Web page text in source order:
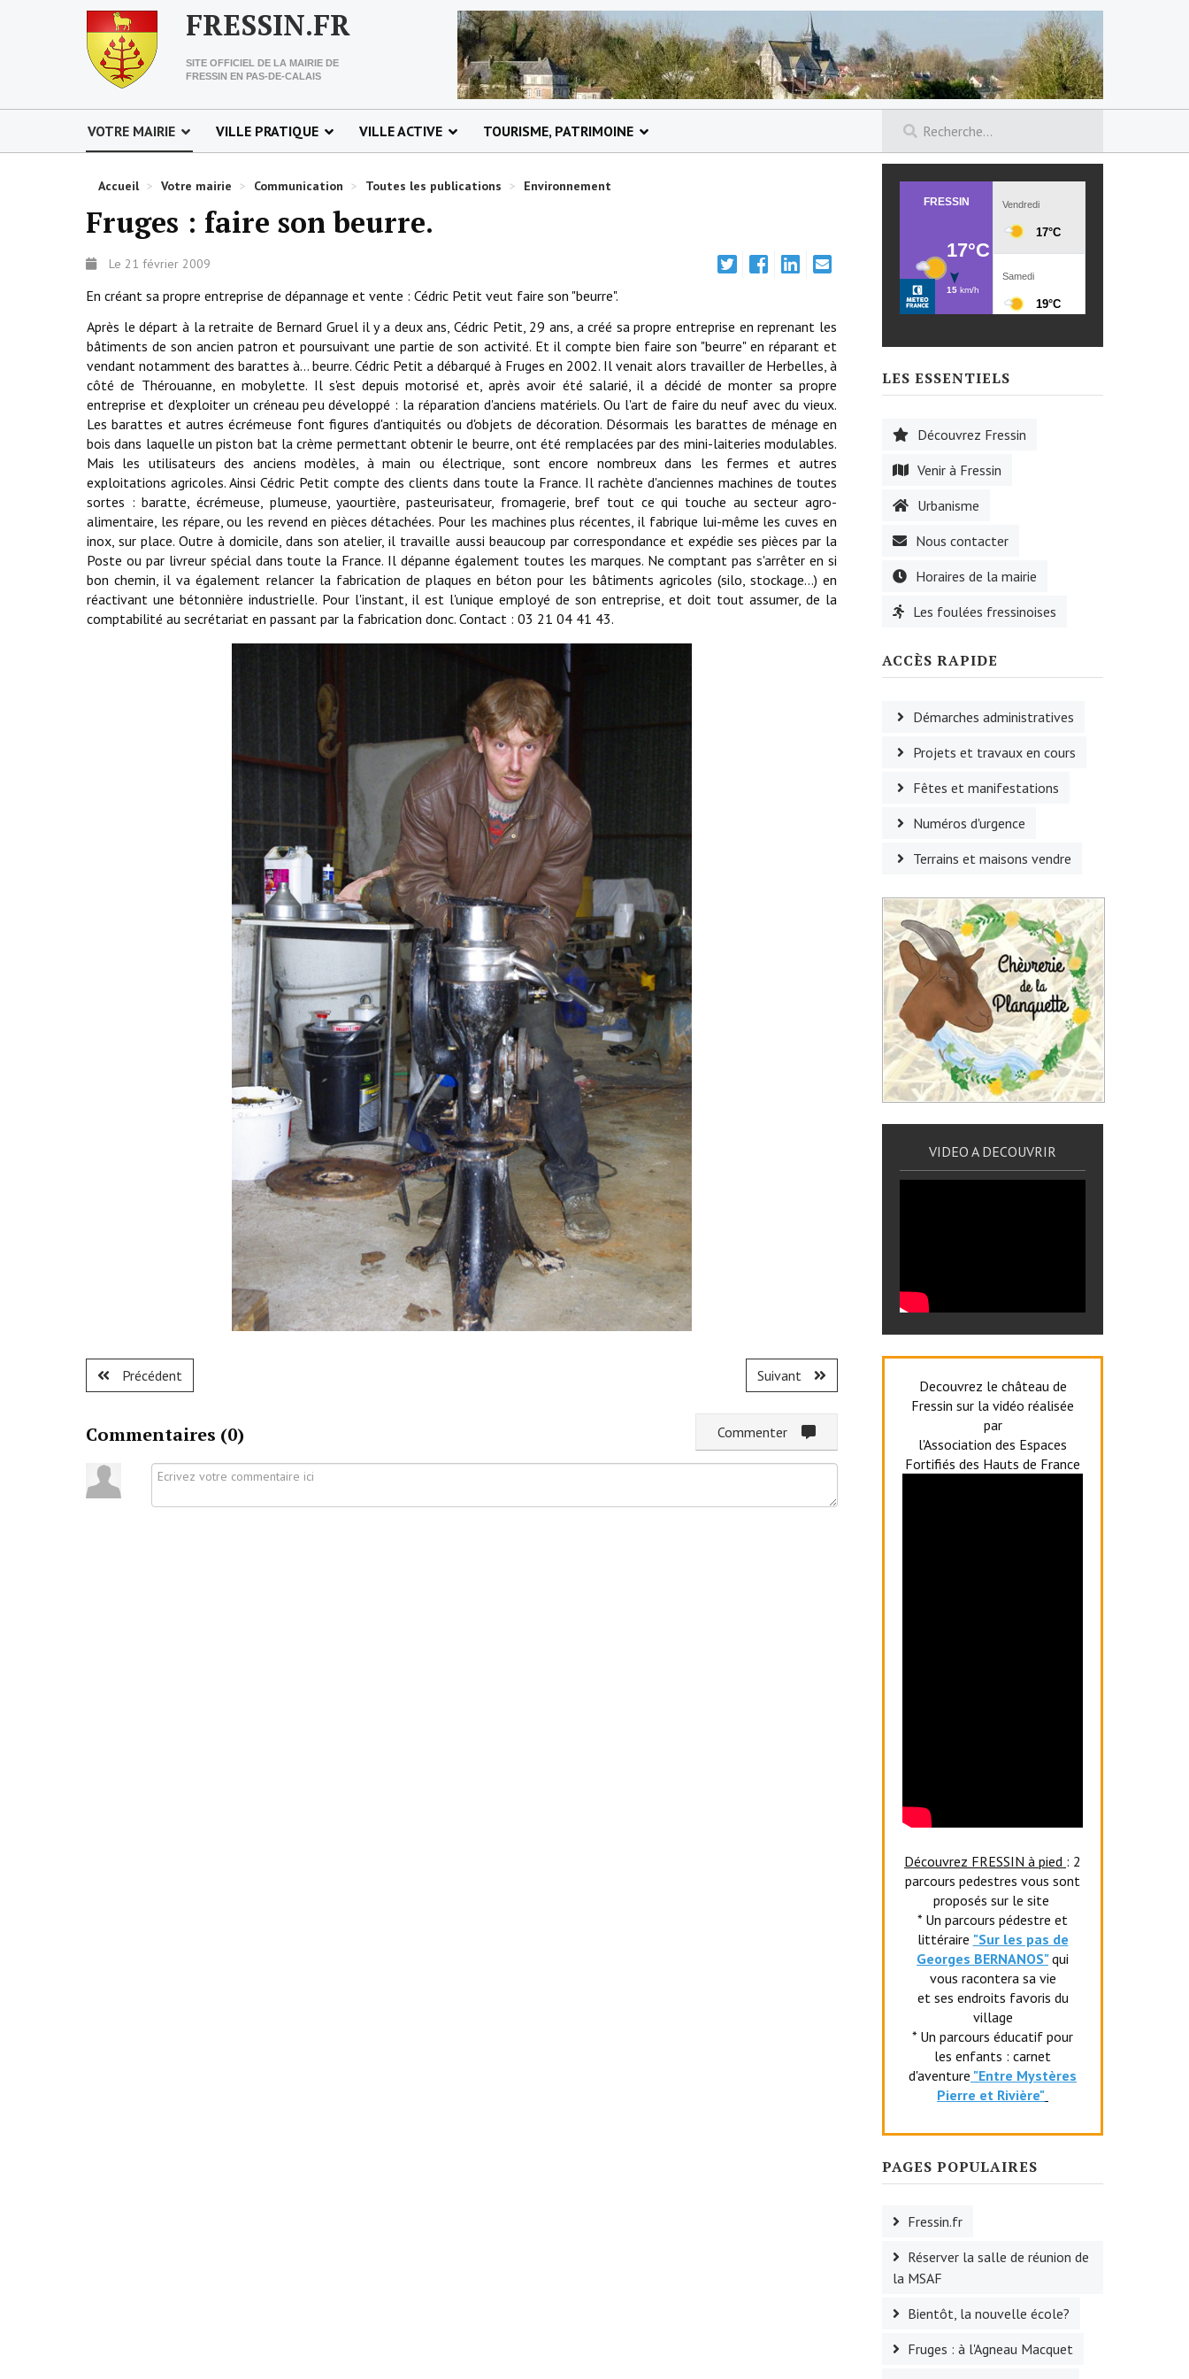
FRESSIN.FR
SITE OFFICIEL DE LA MAIRIE DE
FRESSIN EN PAS-DE-CALAIS
VOTRE MAIRIE VILLE PRATIQUE VILLE ACTIVE TOURISME, PATRIMOINE
Accueil > Votre mairie > Communication > Toutes les publications > Environnement
Fruges : faire son beurre.
Le 21 février 2009
En créant sa propre entreprise de dépannage et vente : Cédric Petit veut faire son "beurre".
Après le départ à la retraite de Bernard Gruel il y a deux ans, Cédric Petit, 29 ans, a créé sa propre entreprise en reprenant les
bâtiments de son ancien patron et poursuivant une partie de son activité. Et il compte bien faire son "beurre" en réparant et
vendant notamment des barattes à... beurre. Cédric Petit a débarqué à Fruges en 2002. Il venait alors travailler de Herbelles, à
côté de Thérouanne, en mobylette. Il s'est depuis motorisé et, après avoir été salarié, il a décidé de monter sa propre
entreprise et d'exploiter un créneau peu développé : la réparation d'anciens matériels. Ou l'art de faire du neuf avec du vieux.
Les barattes et autres écrémeuse font figures d'antiquités ou d'objets de décoration. Désormais les barattes de ménage en
bois dans laquelle un piston bat la crème permettant obtenir le beurre, ont été remplacées par des mini-laiteries modulables.
Mais les utilisateurs des anciens modèles, à main ou électrique, sont encore nombreux dans les fermes et autres
exploitations agricoles. Ainsi Cédric Petit compte des clients dans toute la France. Il rachète d'anciennes machines de toutes
sortes : baratte, écrémeuse, plumeuse, yaourtière, pasteurisateur, fromagerie, bref tout ce qui touche au secteur agro-
alimentaire, les répare, ou les revend en pièces détachées. Pour les machines plus récentes, il fabrique lui-même les cuves en
inox, sur place. Outre à domicile, dans son atelier, il travaille aussi beaucoup par correspondance et expédie ses pièces par la
Poste ou par livreur spécial dans toute la France. Il dépanne également toutes les marques. Ne comptant pas s'arrêter en si
bon chemin, il va également relancer la fabrication de plaques en béton pour les bâtiments agricoles (silo, stockage...) en
réactivant une bétonnière industrielle. Pour l'instant, il est l'unique employé de son entreprise, et doit tout assumer, de la
comptabilité au secrétariat en passant par la fabrication donc. Contact : 03 21 04 41 43.
Précédent Suivant
Commentaires (0)
LES ESSENTIELS
Découvrez Fressin
Venir à Fressin
Urbanisme
Nous contacter
Horaires de la mairie
Les foulées fressinoises
ACCÈS RAPIDE
Démarches administratives
Projets et travaux en cours
Fêtes et manifestations
Numéros d'urgence
Terrains et maisons vendre
VIDEO A DECOUVRIR
Decouvrez le château de
Fressin sur la vidéo réalisée
par
l'Association des Espaces
Fortifiés des Hauts de France
Découvrez FRESSIN à pied : 2
parcours pedestres vous sont
proposés sur le site
* Un parcours pédestre et
littéraire "Sur les pas de
Georges BERNANOS" qui
vous racontera sa vie
et ses endroits favoris du
village
* Un parcours éducatif pour
les enfants : carnet
d'aventure "Entre Mystères
Pierre et Rivière"
PAGES POPULAIRES
Fressin.fr
Réserver la salle de réunion de
la MSAF
Bientôt, la nouvelle école?
Fruges : à l'Agneau Macquet